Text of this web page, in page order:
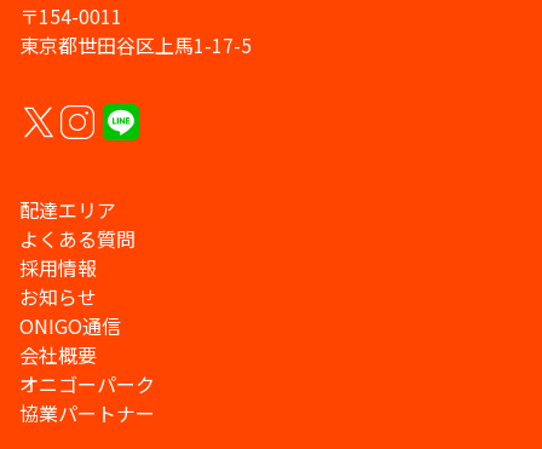
〒154-0011
東京都世田谷区上馬1-17-5
配達エリア
よくある質問
採用情報
お知らせ
ONIGO通信
会社概要
オニゴーパーク
協業パートナー